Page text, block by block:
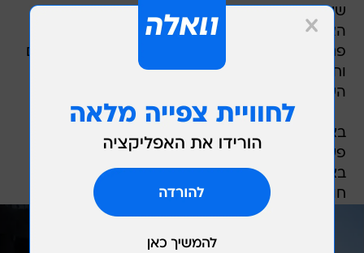
שיש בו כדי לסייע להבין את שיטות העבודה של
האויב. כמו כן, בימים האחרונים הועברו חוברות,
פנקסים, כרטיסי טווחים וחומרים נוספים לידי קמ"נים
וחוקרי שטח של יחידת 504, למיצוי טוב יותר של
השלל שנתפס.
בצבא שמים דגש משמעותי על האפשרות לתפוס
פעילים בשבי ולהעביר אותם לחקירה בישראל.
בצה"ל לא עדכנו במספר המלא אמר הבהירו כי
חוקרי 504 מפיקים מידע בעל ערך רב.